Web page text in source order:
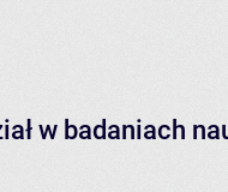
w badaniach